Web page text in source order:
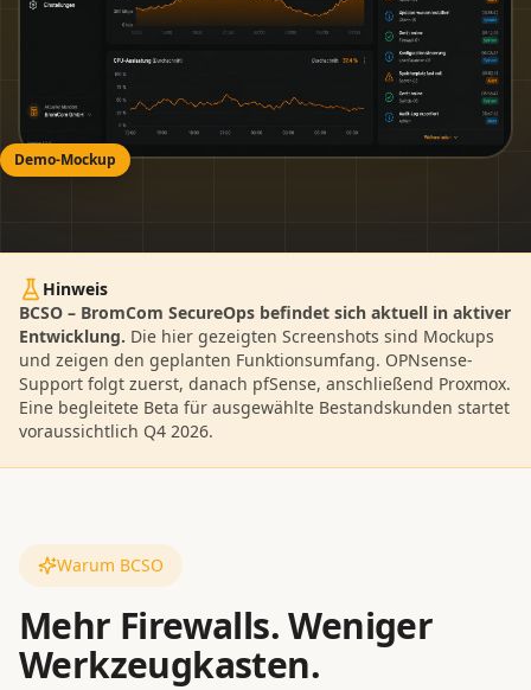
Demo-Mockup
Hinweis
BCSO – BromCom SecureOps befindet sich aktuell in aktiver
Entwicklung. Die hier gezeigten Screenshots sind Mockups
und zeigen den geplanten Funktionsumfang. OPNsense-
Support folgt zuerst, danach pfSense, anschließend Proxmox.
Eine begleitete Beta für ausgewählte Bestandskunden startet
voraussichtlich Q4 2026.
Warum BCSO
Mehr Firewalls. Weniger
Werkzeugkasten.